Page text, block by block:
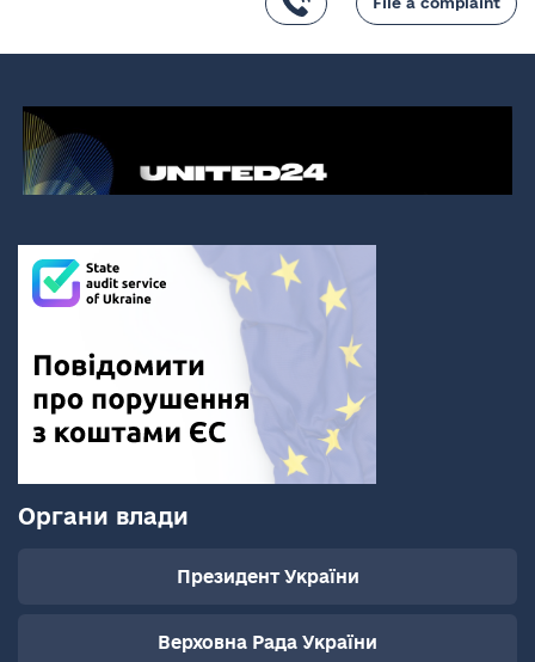
Органи влади
Президент України
Верховна Рада України